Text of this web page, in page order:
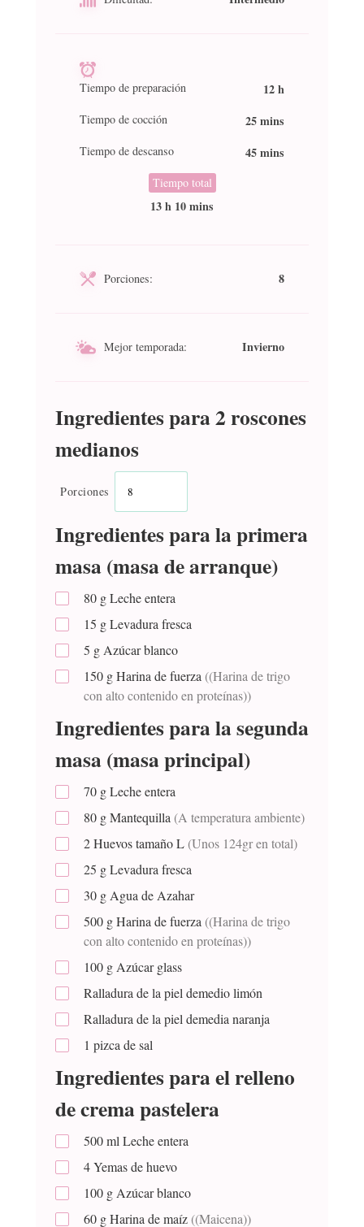
Tiempo de preparación 12 h
Tiempo de cocción 25 mins
Tiempo de descanso 45 mins
Tiempo total
13 h 10 mins
Porciones: 8
Mejor temporada: Invierno
Ingredientes para 2 roscones
medianos
Porciones
Ingredientes para la primera
masa (masa de arranque)
80 gLeche entera
15 gLevadura fresca
5 g Azúcar blanco
150 gHarina de fuerza ((Harina de trigo
con alto contenido en proteínas))
Ingredientes para la segunda
masa (masa principal)
70 gLeche entera
80 gMantequilla (A temperatura ambiente)
2Huevos tamaño L (Unos 124gr en total)
25 gLevadura fresca
30 g Agua de Azahar
500 gHarina de fuerza ((Harina de trigo
con alto contenido en proteínas))
100 g Azúcar glass
Ralladura de la piel demedio limón
Ralladura de la piel demedia naranja
1 pizca de sal
Ingredientes para el relleno
de crema pastelera
500ml Leche entera
4Yemas de huevo
100 g Azúcar blanco
60 gHarina de maíz ((Maicena))